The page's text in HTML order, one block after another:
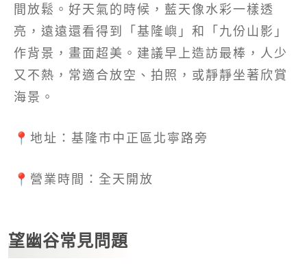
間放鬆。好天氣的時候，藍天像水彩一樣透
亮，遠遠還看得到「基隆嶼」和「九份山影」
作背景，畫面超美。建議早上造訪最棒，人少
又不熱，常適合放空、拍照，或靜靜坐著欣賞
海景。
📍地址：基隆市中正區北寧路旁
📍營業時間：全天開放
望幽谷常見問題